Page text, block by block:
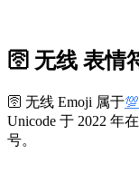
🛜 无线 表情
🛜 无线 Emoji 属于
Unicode 于 2022 年在
号。